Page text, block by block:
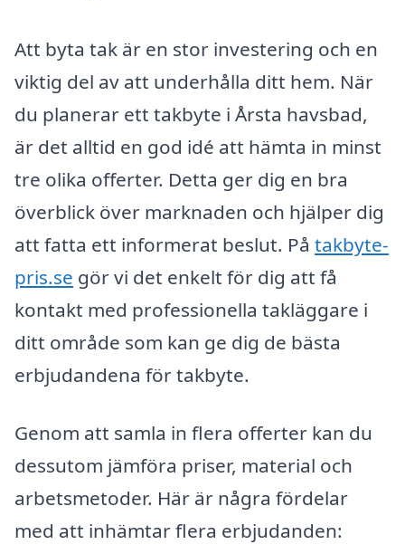
Att byta tak är en stor investering och en
viktig del av att underhålla ditt hem. När
du planerar ett takbyte i Årsta havsbad,
är det alltid en god idé att hämta in minst
tre olika offerter. Detta ger dig en bra
överblick över marknaden och hjälper dig
att fatta ett informerat beslut. På takbyte-
pris.se gör vi det enkelt för dig att få
kontakt med professionella takläggare i
ditt område som kan ge dig de bästa
erbjudandena för takbyte.
Genom att samla in flera offerter kan du
dessutom jämföra priser, material och
arbetsmetoder. Här är några fördelar
med att inhämtar flera erbjudanden: